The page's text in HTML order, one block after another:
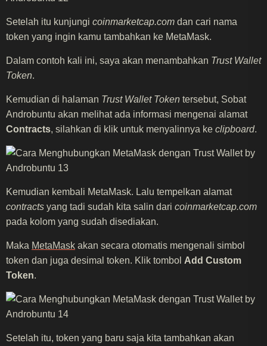
Setelah itu kunjungi coinmarketcap.com dan cari nama
token yang ingin kamu tambahkan ke MetaMask.
Dalam contoh kali ini, saya akan menambahkan Trust Wallet
Token.
Kemudian di halaman Trust Wallet Token tersebut, Sobat
Androbuntu akan melihat ada informasi mengenai alamat
Contracts, silahkan di klik untuk menyalinnya ke clipboard.
Kemudian kembali MetaMask. Lalu tempelkan alamat
contracts yang tadi sudah kita salin dari coinmarketcap.com
pada kolom yang sudah disediakan.
Maka MetaMask akan secara otomatis mengenali simbol
token dan juga desimal token. Klik tombol Add Custom
Token.
Setelah itu, token yang baru saja kita tambahkan akan